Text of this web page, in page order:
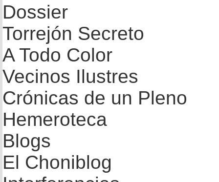
Dossier
Torrejón Secreto
A Todo Color
Vecinos Ilustres
Crónicas de un Pleno
Hemeroteca
Blogs
El Choniblog